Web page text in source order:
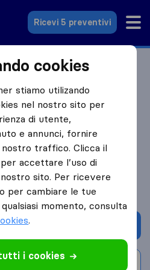
Ricevi 5 preventivi
di traslochi in Italia
su1
e Google
con altreaziende di
cookies
stiamo utilizando
nel nostro sito per
di utente,
e annunci, fornire
nostro traffico. Clicca il
accettare l’uso di
sito. Per ricevere
per cambiare le tue
momento, consulta
.
i cookies